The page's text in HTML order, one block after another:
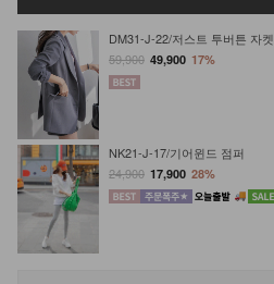
DM31-J-22/저스트 투버튼 자켓
59,900 49,900 17%
NK21-J-17/기어윈드 점퍼
24,900 17,900 28%